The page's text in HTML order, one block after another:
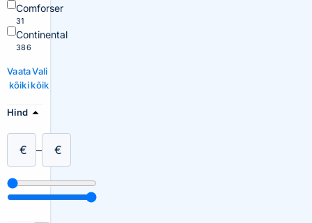
Comforser
31
Continental
386
Vaata
kõiki
Vali
kõik
Hind
€ – €